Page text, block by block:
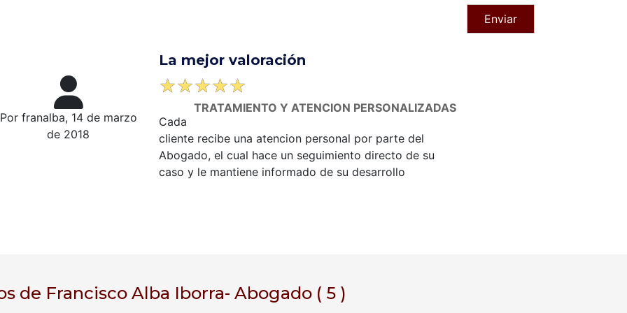
Por franalba, 14 de marzo
de 2018
La mejor valoración
☆☆☆☆☆
TRATAMIENTO Y ATENCION PERSONALIZADAS
Cada
cliente recibe una atencion personal por parte del
Abogado, el cual hace un seguimiento directo de su
caso y le mantiene informado de su desarrollo
de Francisco Alba Iborra- Abogado ( 5 )